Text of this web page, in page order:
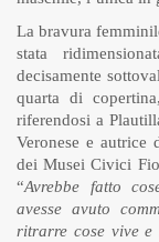
La bravura
stata
decisamente
quarta di
riferendosi a
Veronese e autrice
dei Musei Civici
“Avrebbe fatto
avesse avuto
ritrarre cose vive e